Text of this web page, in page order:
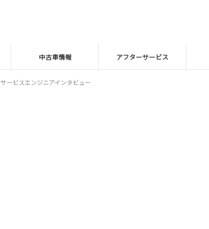
中古車情報 アフターサービス
サービスエンジニアインタビュー